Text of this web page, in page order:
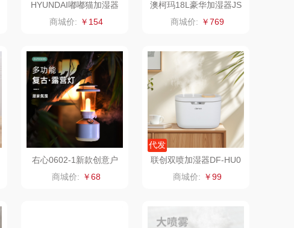
双立人
护舒宝 顺然
厨邦 粒上皇
中华
嘉禾月 瑞驰SWICKY
HYUNDAI嘟嘟猫加湿器
DDM-1
商城价: ￥154
澳柯玛18L豪华加湿器JS
C-926B
商城价: ￥769
右心0602-1新款创意户
外媒油灯家用充电便携式
灯塔加湿器
商城价: ￥68
代发
联创双喷加湿器DF-HU0
902M
商城价: ￥99